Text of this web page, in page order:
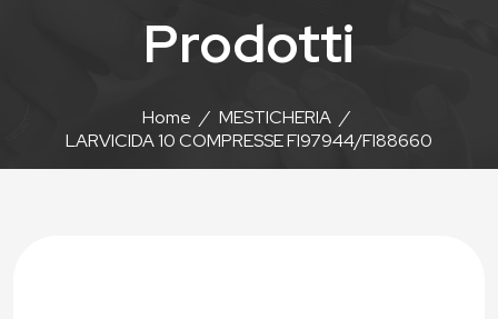
Prodotti
Home / MESTICHERIA /
LARVICIDA 10 COMPRESSE FI97944/FI88660